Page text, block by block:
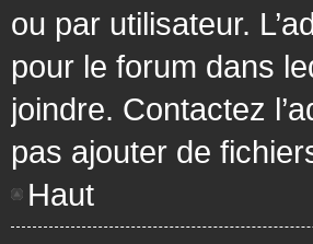
ou par utilisateur.
pour le forum dans
joindre. Contactez
pas ajouter de
Haut